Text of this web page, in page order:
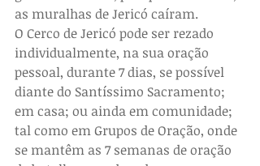
as muralhas de Jericó caíram.
O Cerco de Jericó pode ser rezado
individualmente, na sua oração
pessoal, durante 7 dias, se possível
diante do Santíssimo Sacramento;
em casa; ou ainda em comunidade;
tal como em Grupos de Oração, onde
se mantêm as 7 semanas de oração